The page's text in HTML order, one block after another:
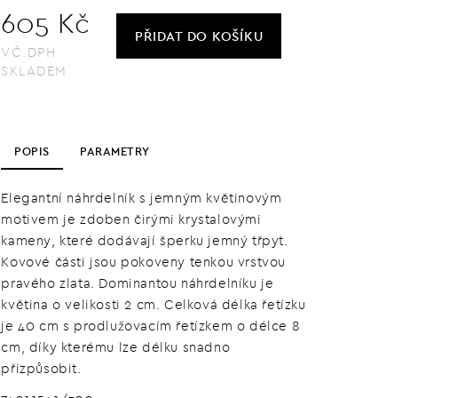
605 Kč
VČ.DPH
SKLADEM
PŘIDATDO KOŠÍKU
POPIS PARAMETRY
Elegantní náhrdelník s jemným květinovým
motivem je zdoben čirými krystalovými
kameny, které dodávají šperku jemný třpyt.
Kovové části jsou pokoveny tenkou vrstvou
pravého zlata. Dominantou náhrdelníku je
květina o velikosti 2 cm. Celková délka řetízku
je 40 cm s prodlužovacím řetízkem o délce 8
cm, díky kterému lze délku snadno
přizpůsobit.